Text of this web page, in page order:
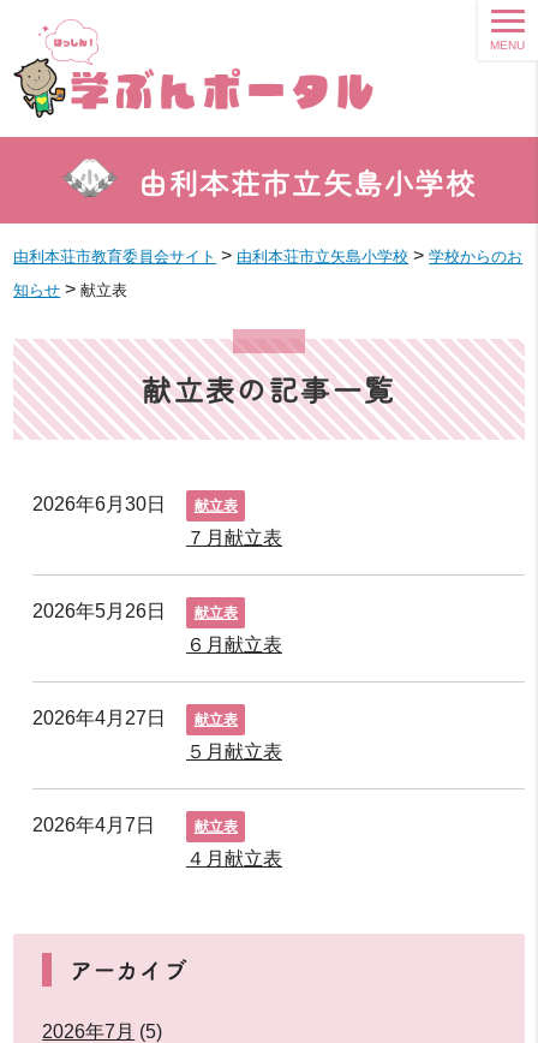
由利本荘市立矢島小学校
MENU
由利本荘市教育委員会サイト > 由利本荘市立矢島小学校 >学校からのお
知らせ >献立表
献立表の記事一覧
2026年6月30日 献立表
７月献立表
2026年5月26日 献立表
６月献立表
2026年4月27日 献立表
５月献立表
2026年4月7日 献立表
４月献立表
アーカイブ
2026年7月 (5)